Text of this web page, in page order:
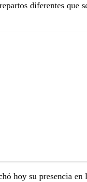
diferentes que
hoy su presencia en